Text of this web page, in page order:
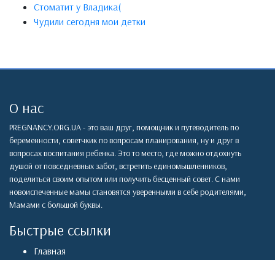
Стоматит у Владика(
Чудили сегодня мои детки
О нас
PREGNANCY.ORG.UA - это ваш друг, помощник и путеводитель по
беременности, советчкик по вопросам планирования, ну и друг в
вопросах воспитания ребенка. Это то место, где можно отдохнуть
душой от повседневных забот, встретить единомышленников,
поделиться своим опытом или получить бесценный совет. С нами
новоиспеченные мамы становятся уверенными в себе родителями,
Мамами с большой буквы.
Быстрые ссылки
Главная